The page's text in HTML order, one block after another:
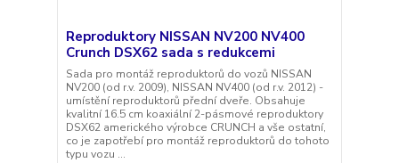
Reproduktory NISSAN NV200 NV400
Crunch DSX62 sada s redukcemi
Sada pro montáž reproduktorů do vozů NISSAN
NV200 (od r.v. 2009), NISSAN NV400 (od r.v. 2012) -
umístění reproduktorů přední dveře. Obsahuje
kvalitní 16.5 cm koaxiální 2-pásmové reproduktory
DSX62 amerického výrobce CRUNCH a vše ostatní,
co je zapotřebí pro montáž reproduktorů do tohoto
typu vozu ...